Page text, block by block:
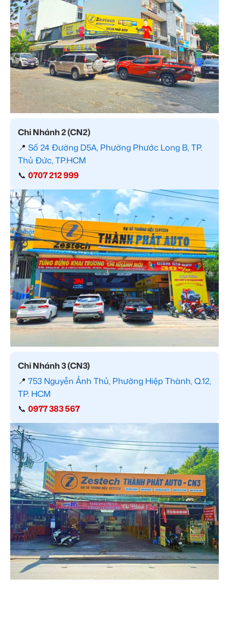
Chi Nhánh 2 (CN2)
📍 Số 24 Đường D5A, Phường Phước Long B, TP.
Thủ Đức, TP.HCM
📞 0707 212 999
Chi Nhánh 3 (CN3)
📍 753 Nguyễn Ảnh Thủ, Phường Hiệp Thành, Q.12,
TP. HCM
📞 0977 383 567